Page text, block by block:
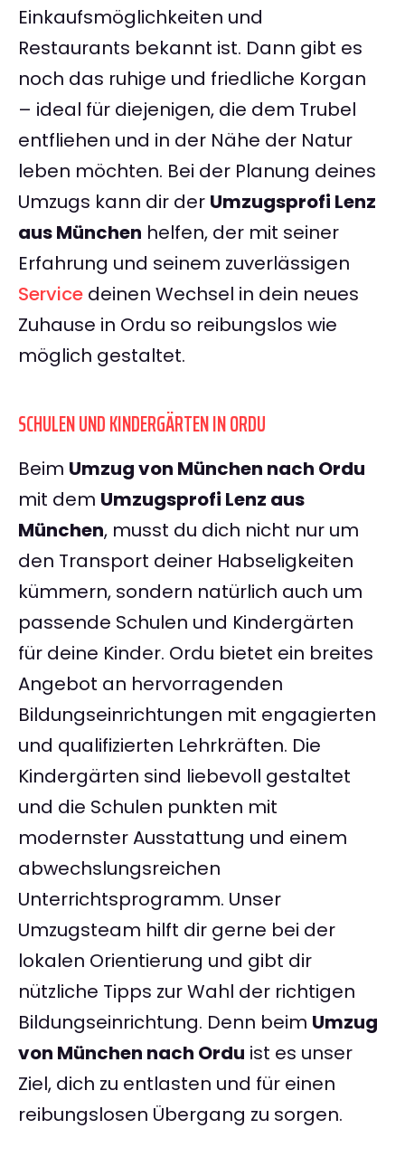
Einkaufsmöglichkeiten und
Restaurants bekannt ist. Dann gibt es
noch das ruhige und friedliche Korgan
– ideal für diejenigen, die dem Trubel
entfliehen und in der Nähe der Natur
leben möchten. Bei der Planung deines
Umzugs kann dir der Umzugsprofi Lenz
aus München helfen, der mit seiner
Erfahrung und seinem zuverlässigen
Service deinen Wechsel in dein neues
Zuhause in Ordu so reibungslos wie
möglich gestaltet.
SCHULEN UND KINDERGÄRTEN IN ORDU
Beim Umzug von München nach Ordu
mit dem Umzugsprofi Lenz aus
München, musst du dich nicht nur um
den Transport deiner Habseligkeiten
kümmern, sondern natürlich auch um
passende Schulen und Kindergärten
für deine Kinder. Ordu bietet ein breites
Angebot an hervorragenden
Bildungseinrichtungen mit engagierten
und qualifizierten Lehrkräften. Die
Kindergärten sind liebevoll gestaltet
und die Schulen punkten mit
modernster Ausstattung und einem
abwechslungsreichen
Unterrichtsprogramm. Unser
Umzugsteam hilft dir gerne bei der
lokalen Orientierung und gibt dir
nützliche Tipps zur Wahl der richtigen
Bildungseinrichtung. Denn beim Umzug
von München nach Ordu ist es unser
Ziel, dich zu entlasten und für einen
reibungslosen Übergang zu sorgen.